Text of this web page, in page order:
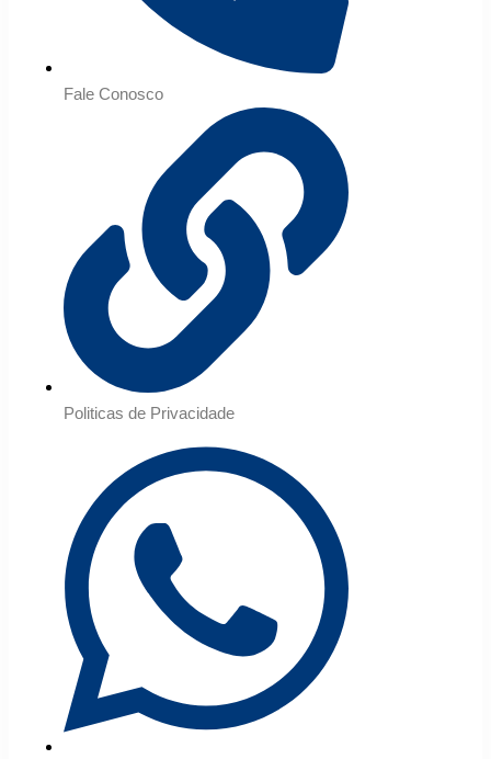
Fale Conosco
Politicas de Privacidade